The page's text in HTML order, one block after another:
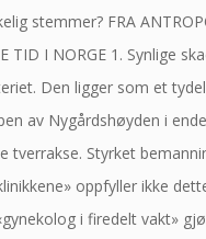
stemmer? FRA
TID I NORGE 1. Synlige
Den ligger som et
av Nygårdshøyden i
tverrakse. Styrket
oppfyller ikke
i firedelt vakt»